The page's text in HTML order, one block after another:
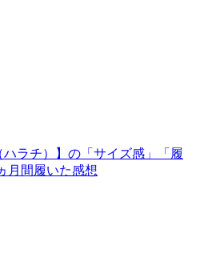
ラチ）】の「サイズ感」「履
月間履いた感想